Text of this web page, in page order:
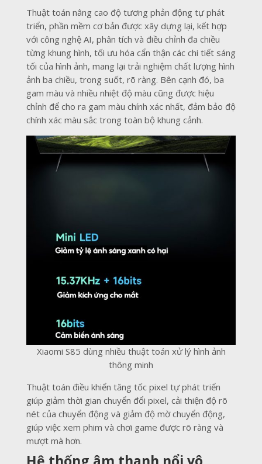
Thuật toán nâng cao độ tương phản động tự phát
triển, phần mềm cơ bản được xây dựng lại, kết hợp
với công nghệ AI, phân tích và điều chỉnh đa chiều
từng khung hình, tối ưu hóa cẩn thận các chi tiết sáng
tối của hình ảnh, mang lại trải nghiệm chất lượng hình
ảnh ba chiều, trong suốt, rõ ràng. Bên cạnh đó, ba
gam màu và nhiều nhiệt độ màu cũng được hiệu
chỉnh để cho ra gam màu chính xác nhất, đảm bảo độ
chính xác màu sắc trong toàn bộ khung cảnh.
Xiaomi S85 dùng nhiều thuật toán xử lý hình ảnh
thông minh
Thuật toán điều khiển tăng tốc pixel tự phát triển
giúp giảm thời gian chuyển đổi pixel, cải thiện độ rõ
nét của chuyển động và giảm độ mờ chuyển động,
giúp việc xem phim và chơi game được rõ ràng và
mượt mà hơn.